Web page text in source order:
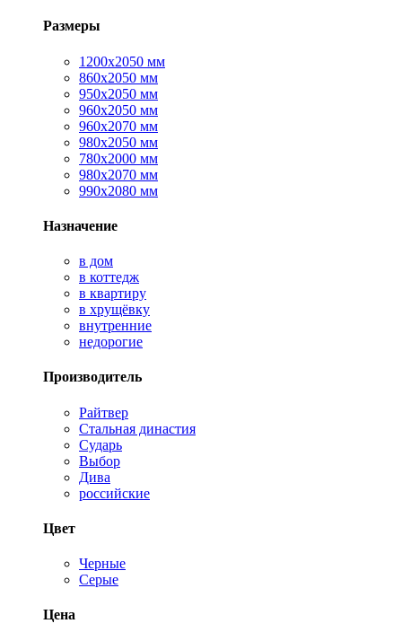
Размеры
1200х2050 мм
860х2050 мм
950х2050 мм
960х2050 мм
960х2070 мм
980х2050 мм
780х2000 мм
980х2070 мм
990х2080 мм
Назначение
в дом
в коттедж
в квартиру
в хрущёвку
внутренние
недорогие
Производитель
Райтвер
Стальная династия
Сударь
Выбор
Дива
российские
Цвет
Черные
Серые
Цена